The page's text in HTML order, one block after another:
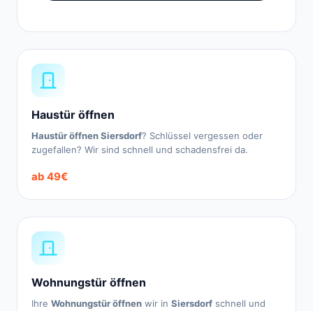
Haustür öffnen
Haustür öffnen Siersdorf? Schlüssel vergessen oder
zugefallen? Wir sind schnell und schadensfrei da.
ab 49€
Wohnungstür öffnen
Ihre Wohnungstür öffnen wir in Siersdorf schnell und